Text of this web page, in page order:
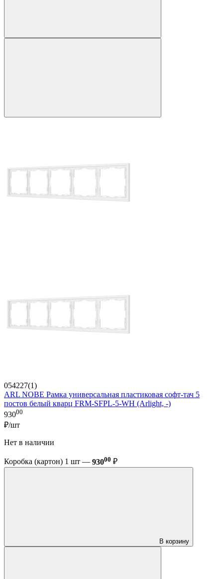
054227(1)
ARL NOBE Рамка универсальная пластиковая софт-тач 5
постов белый кварц FRM-SFPL-5-WH (Arlight, -)
93000
₽/шт
Нет в наличии
Коробка (картон) 1 шт — 93000 ₽
В корзину